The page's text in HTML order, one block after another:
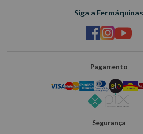
Siga a Fermáquinas
Pagamento
Segurança